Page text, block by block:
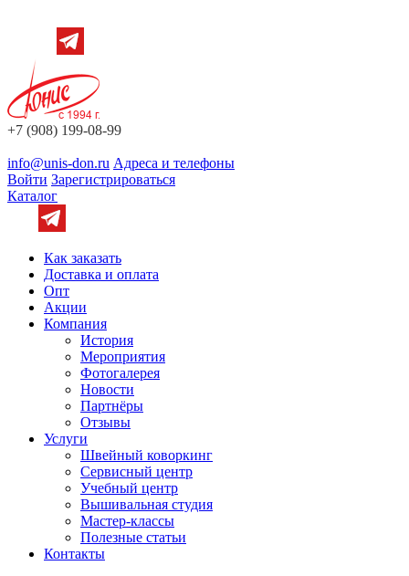
+7 (908) 199-08-99
info@unis-don.ru Адреса и телефоны
Войти Зарегистрироваться
Каталог
Как заказать
Доставка и оплата
Опт
Акции
Компания
История
Мероприятия
Фотогалерея
Новости
Партнёры
Отзывы
Услуги
Швейный коворкинг
Сервисный центр
Учебный центр
Вышивальная студия
Мастер-классы
Полезные статьи
Контакты